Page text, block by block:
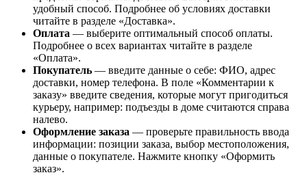
удобный способ. Подробнее об условиях доставки
читайте в разделе «Доставка».
Оплата — выберите оптимальный способ оплаты.
Подробнее о всех вариантах читайте в разделе
«Оплата».
Покупатель — введите данные о себе: ФИО, адрес
доставки, номер телефона. В поле «Комментарии к
заказу» введите сведения, которые могут пригодиться
курьеру, например: подъезды в доме считаются справа
налево.
Оформление заказа — проверьте правильность ввода
информации: позиции заказа, выбор местоположения,
данные о покупателе. Нажмите кнопку «Оформить
заказ».